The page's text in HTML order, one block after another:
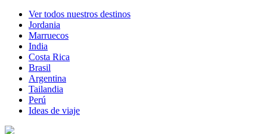
Ver todos nuestros destinos
Jordania
Marruecos
India
Costa Rica
Brasil
Argentina
Tailandia
Perú
Ideas de viaje